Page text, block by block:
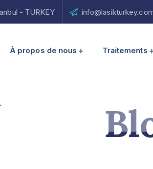
- TURKEY
À propos de nous Traitements